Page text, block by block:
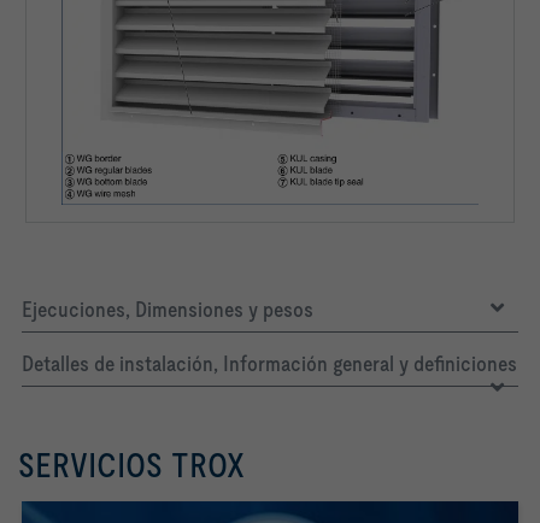
Ejecuciones, Dimensiones y pesos
Detalles de instalación, Información general y definiciones
SERVICIOS TROX